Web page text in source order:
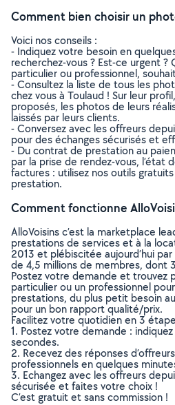
Comment bien choisir un
Voici nos conseils :
- Indiquez votre besoin en
recherchez-vous ? Est-ce urgent
particulier ou professionnel,
- Consultez la liste de tous les
chez vous à Toulaud ! Sur leur
proposés, les photos de leurs
laissés par leurs clients.
- Conversez avec les offreurs
pour des échanges sécurisés et
- Du contrat de prestation au
par la prise de rendez-vous, l’état
factures : utilisez nos outils
prestation.
Comment fonctionne
AlloVoisins c’est la marketplace
prestations de services et à la
2013 et plébiscitée aujourd’hui
de 4,5 millions de membres, dont
Postez votre demande et trouvez
particulier ou un professionnel
prestations, du plus petit besoin
pour un bon rapport qualité/prix.
Facilitez votre quotidien en 3
1. Postez votre demande :
secondes.
2. Recevez des réponses
professionnels en quelques
3. Echangez avec les offreurs
sécurisée et faites votre choix !
C’est gratuit et sans commission !